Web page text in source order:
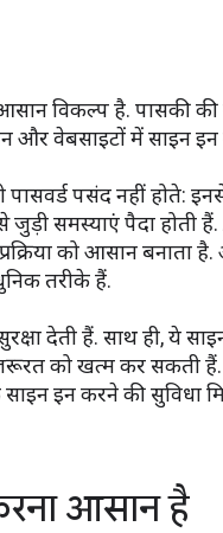
विकल्प है. पासकी
और वेबसाइटों में
पासवर्ड पसंद नहीं
से जुड़ी समस्याएं पैदा
प्रक्रिया को आसान
तरीके हैं.
देती हैं. साथ ही, ये
ज़रूरत को खत्म कर सकती
के साइन इन करने की
आसान है